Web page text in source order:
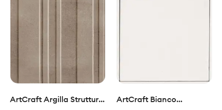
ArtCraft Argilla Struttura
ArtCraft Bianco